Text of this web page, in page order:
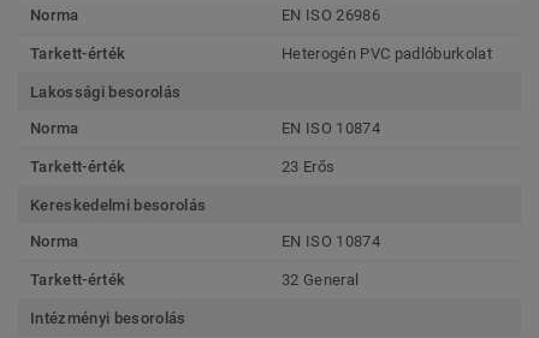
Norma
EN ISO 26986
Tarkett-érték Heterogén PVC padlóburkolat
Lakossági besorolás
Norma
EN ISO 10874
Tarkett-érték 23 Erős
Kereskedelmi besorolás
Norma
EN ISO 10874
Tarkett-érték 32 General
Intézményi besorolás